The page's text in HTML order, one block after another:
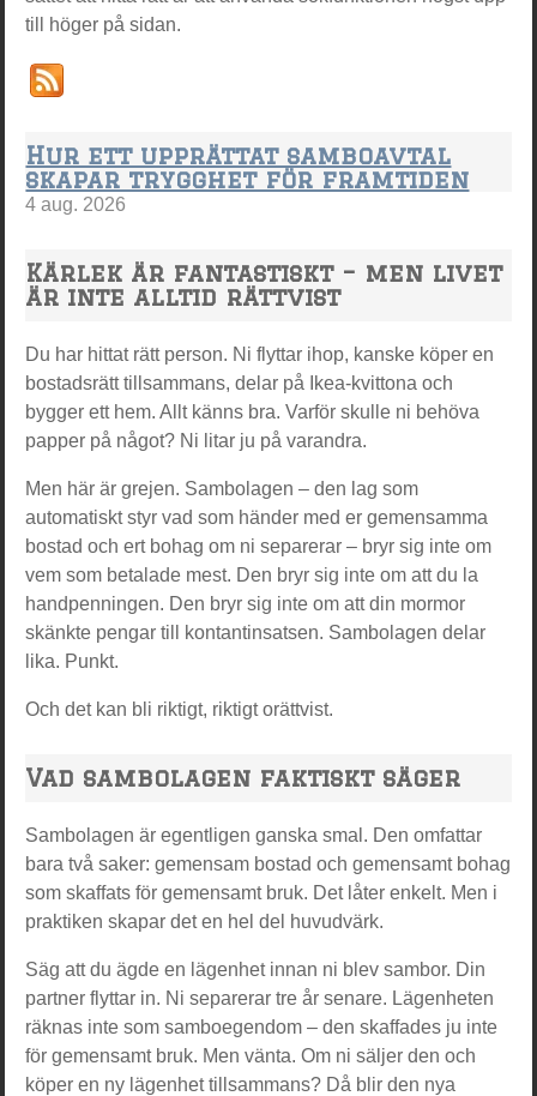
till höger på sidan.
Hur ett upprättat samboavtal
skapar trygghet för framtiden
4 aug. 2026
Kärlek är fantastiskt – men livet
är inte alltid rättvist
Du har hittat rätt person. Ni flyttar ihop, kanske köper en
bostadsrätt tillsammans, delar på Ikea-kvittona och
bygger ett hem. Allt känns bra. Varför skulle ni behöva
papper på något? Ni litar ju på varandra.
Men här är grejen. Sambolagen – den lag som
automatiskt styr vad som händer med er gemensamma
bostad och ert bohag om ni separerar – bryr sig inte om
vem som betalade mest. Den bryr sig inte om att du la
handpenningen. Den bryr sig inte om att din mormor
skänkte pengar till kontantinsatsen. Sambolagen delar
lika. Punkt.
Och det kan bli riktigt, riktigt orättvist.
Vad sambolagen faktiskt säger
Sambolagen är egentligen ganska smal. Den omfattar
bara två saker: gemensam bostad och gemensamt bohag
som skaffats för gemensamt bruk. Det låter enkelt. Men i
praktiken skapar det en hel del huvudvärk.
Säg att du ägde en lägenhet innan ni blev sambor. Din
partner flyttar in. Ni separerar tre år senare. Lägenheten
räknas inte som samboegendom – den skaffades ju inte
för gemensamt bruk. Men vänta. Om ni säljer den och
köper en ny lägenhet tillsammans? Då blir den nya